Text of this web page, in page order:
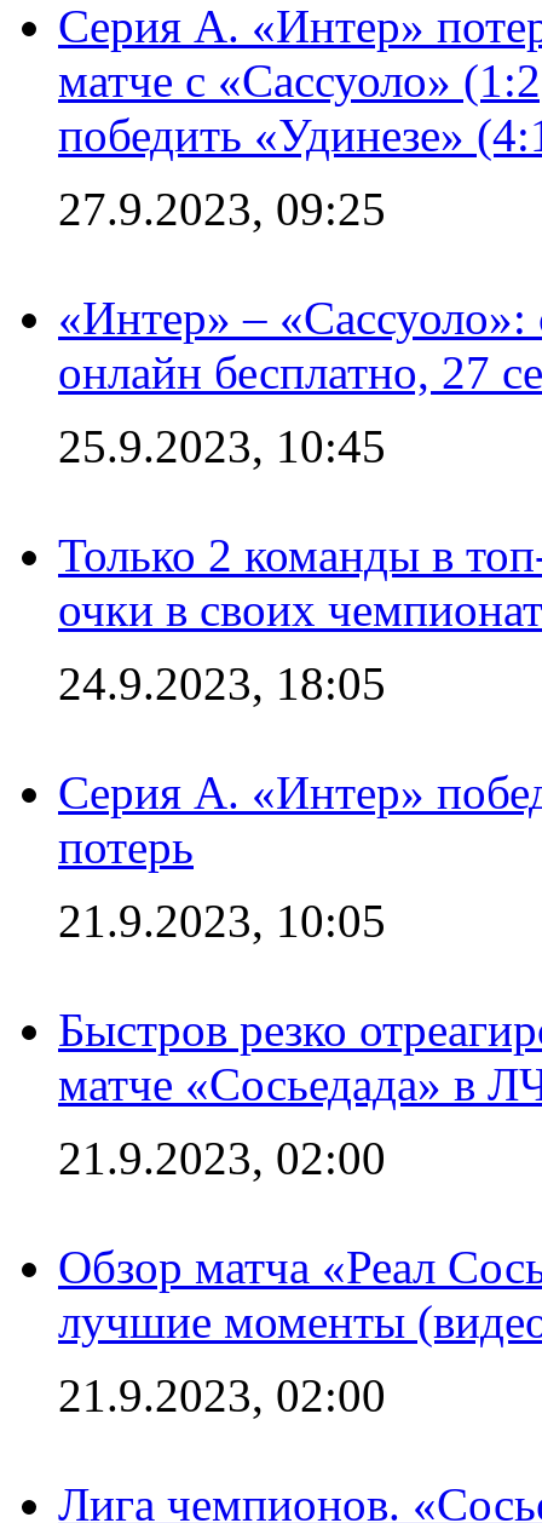
Серия А. «Интер»
матче с «Сассуоло»
победить «Удинезе»
27.9.2023, 09:25
«Интер» –
онлайн бесплатно, 27
25.9.2023, 10:45
Только 2 команды в
очки в своих
24.9.2023, 18:05
Серия А. «Интер»
потерь
21.9.2023, 10:05
Быстров резко
матче «Сосьедада» в
21.9.2023, 02:00
Обзор матча «Реал
лучшие моменты
21.9.2023, 02:00
Лига чемпионов.